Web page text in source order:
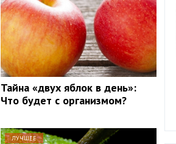
Тайна «двух яблок в день»:
Что будет с организмом?
ЛУЧШЕЕ